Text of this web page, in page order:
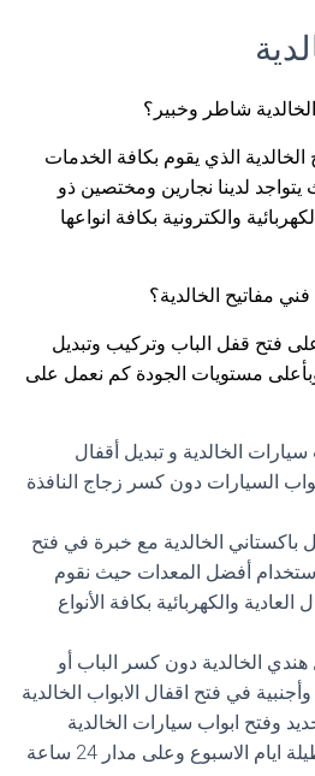
شاطر وخبير؟
الذي يقوم بكافة الخدمات
لدينا نجارين ومختصين ذو
والكترونية بكافة انواعها
مفاتيح الخالدية؟
فتح قفل الباب وتركيب وتبديل
مستويات الجودة كم نعمل على
الخالدية و تبديل أقفال
السيارات دون كسر زجاج النافذة
باكستاني الخالدية مع خبرة في فتح
أفضل المعدات حيث نقوم
والكهربائية بكافة الأنواع
الخالدية دون كسر الباب أو
في فتح اقفال الابواب الخالدية
وفتح ابواب سيارات الخالدية
نحن على تواجد تام طيلة ايام الاسبوع وعلى مدار 24 ساعة